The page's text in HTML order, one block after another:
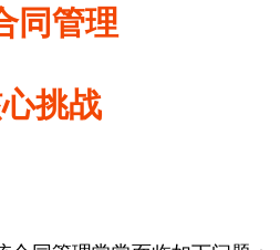
同管理
挑战